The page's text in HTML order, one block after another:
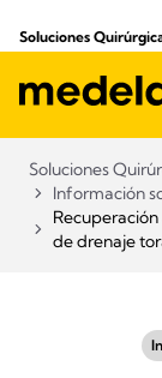
Soluciones
Soluciones
Información
de drenaje